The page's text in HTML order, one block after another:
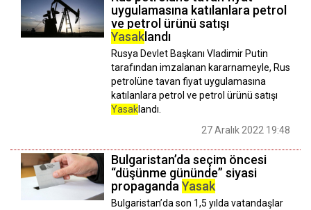
uygulamasına katılanlara petrol
ve petrol ürünü satışı
Yasak landı
Rusya Devlet Başkanı Vladimir Putin
tarafından imzalanan kararnameyle, Rus
petrolüne tavan fiyat uygulamasına
katılanlara petrol ve petrol ürünü satışı
Yasaklandı.
27 Aralık 2022 19:48
Bulgaristan’da seçim öncesi
“düşünme gününde” siyasi
propagandaYasak
Bulgaristan’da son 1,5 yılda vatandaşlar